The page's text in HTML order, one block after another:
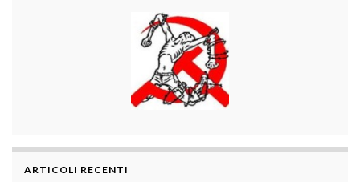
ARTICOLI RECENTI